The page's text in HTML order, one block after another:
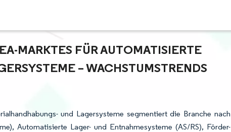
MARKTES FÜR AUTOMATISIERTE M
– WACHSTUMSTRENDS U
und Lagersysteme segmentiert die Branche nach
Automatisierte Lager- und Entnahmesysteme (AS/RS), Förder-